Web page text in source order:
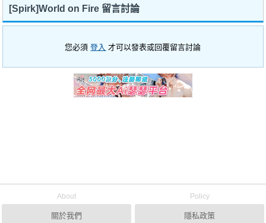
[Spirk]World on Fire 留言討論
您必須登入 才可以發表或回覆留言討論
About
關於我們
Policy
隱私政策